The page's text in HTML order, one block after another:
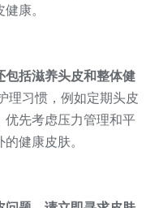
康。
括滋养头皮和整体健
理习惯，例如定期头皮
先考虑压力管理和平
健康皮肤。